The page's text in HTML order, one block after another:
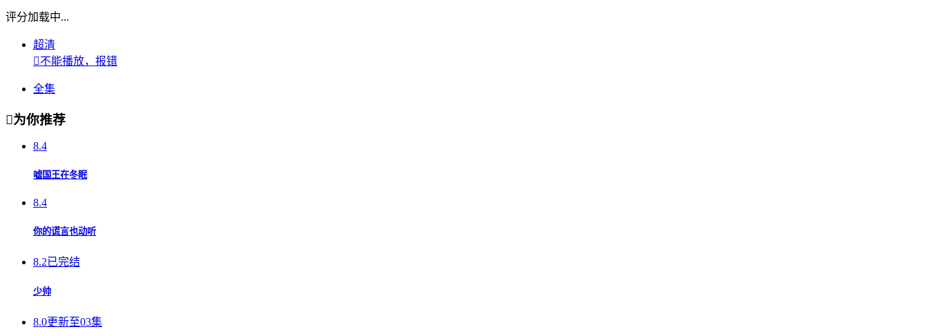
评分加载中...
超清
不能播放，报错
全集
为你推荐
8.4
嘘国王在冬眠
8.4
你的谎言也动听
8.2已完结
少帅
8.0更新至03集